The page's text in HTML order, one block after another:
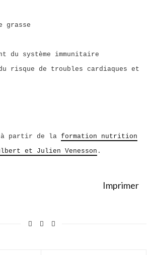
grasse
du système immunitaire
risque de troubles cardiaques et
partir de la formation nutrition
et Julien Venesson .
Imprimer